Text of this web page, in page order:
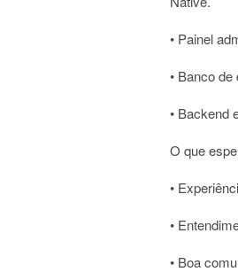
• Painel
• Banco
• Backend
O que
•
•
• Boa